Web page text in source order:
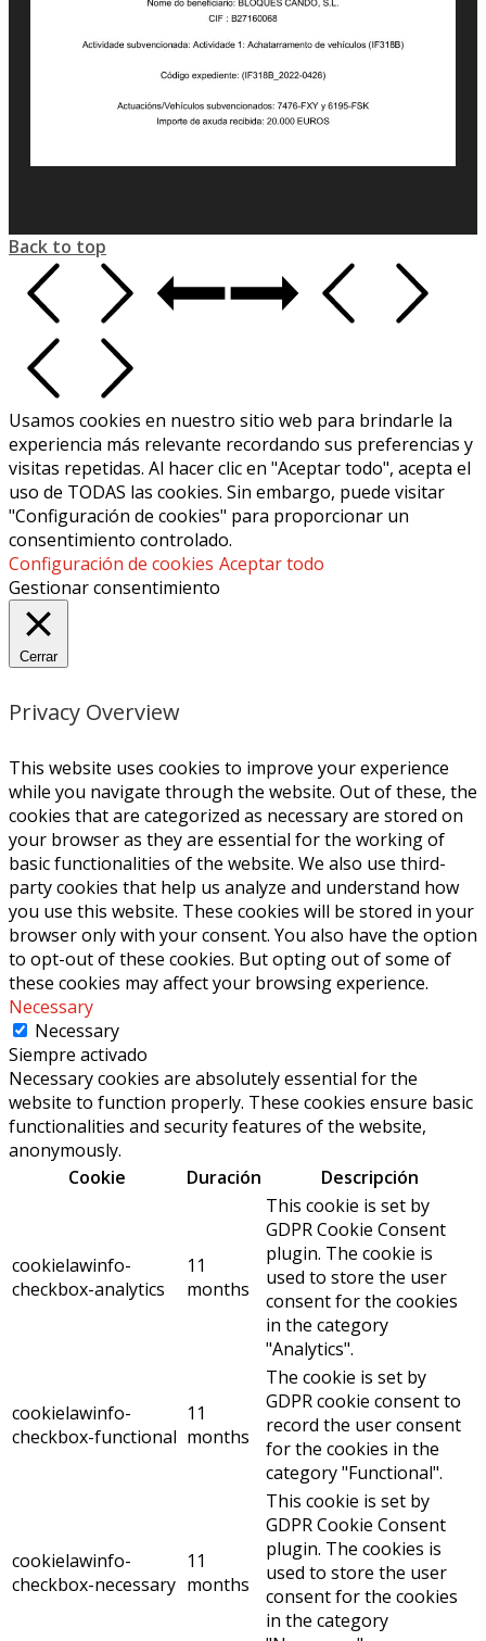
Back to top
Usamos cookies en nuestro sitio web para brindarle la
experiencia más relevante recordando sus preferencias y
visitas repetidas. Al hacer clic en "Aceptar todo", acepta el
uso de TODAS las cookies. Sin embargo, puede visitar
"Configuración de cookies" para proporcionar un
consentimiento controlado.
Configuración de cookies Aceptar todo
Gestionar consentimiento
Cerrar
Privacy Overview
This website uses cookies to improve your experience
while you navigate through the website. Out of these, the
cookies that are categorized as necessary are stored on
your browser as they are essential for the working of
basic functionalities of the website. We also use third-
party cookies that help us analyze and understand how
you use this website. These cookies will be stored in your
browser only with your consent. You also have the option
to opt-out of these cookies. But opting out of some of
these cookies may affect your browsing experience.
Necessary
Necessary
Siempre activado
Necessary cookies are absolutely essential for the
website to function properly. These cookies ensure basic
functionalities and security features of the website,
anonymously.
Cookie
Duración Descripción
cookielawinfo-
checkbox-analytics
11
months
This cookie is set by
GDPR Cookie Consent
plugin. The cookie is
used to store the user
consent for the cookies
in the category
"Analytics".
cookielawinfo-
checkbox-functional
11
months
The cookie is set by
GDPR cookie consent to
record the user consent
for the cookies in the
category "Functional".
cookielawinfo-
checkbox-necessary
11
months
This cookie is set by
GDPR Cookie Consent
plugin. The cookies is
used to store the user
consent for the cookies
in the category